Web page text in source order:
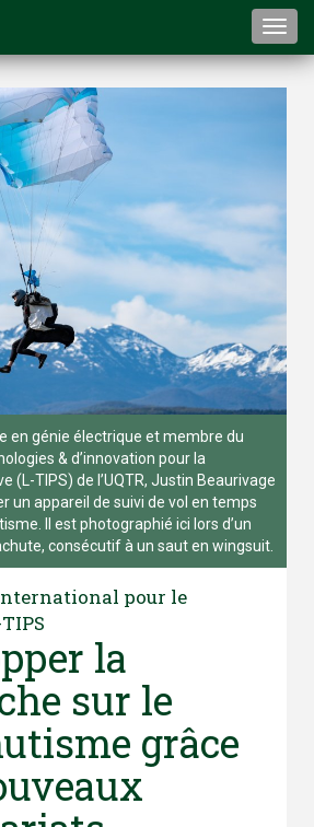
en génie électrique et membre du
& d’innovation pour la
(L-TIPS) de l’UQTR, Justin Beaurivage
un appareil de suivi de vol en temps
Il est photographié ici lors d’un
consécutif à un saut en wingsuit.
pour le
la
sur le
grâce